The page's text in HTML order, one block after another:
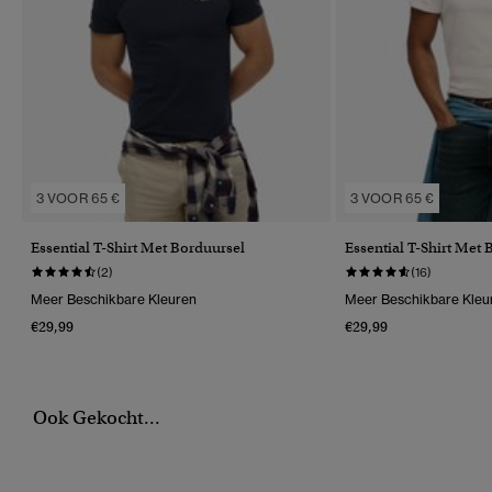
3 VOOR 65 €
Essential T-Shirt Met Borduursel
(2)
Meer Beschikbare Kleuren
€29,99
3 VOOR 65 €
Essential T-Shirt Met
(16)
Meer Beschikbare
€29,99
Ook Gekocht...